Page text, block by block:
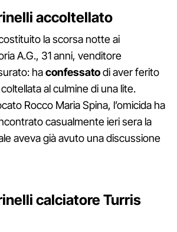
accoltellato
la scorsa notte ai
A.G., 31 anni, venditore
haconfessatodi aver ferito
al culmine di una lite.
Rocco Maria Spina, l’omicida ha
casualmente ieri sera la
aveva già avuto una discussione
calciatore Turris